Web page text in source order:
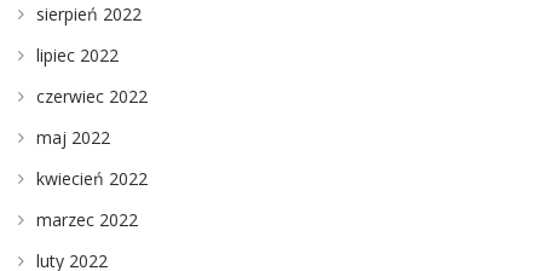
sierpień 2022
lipiec 2022
czerwiec 2022
maj 2022
kwiecień 2022
marzec 2022
luty 2022